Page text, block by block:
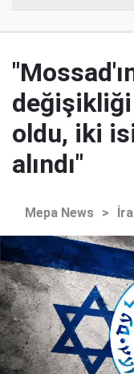
değişikliği
oldu, iki
alındı"
Mepa News >